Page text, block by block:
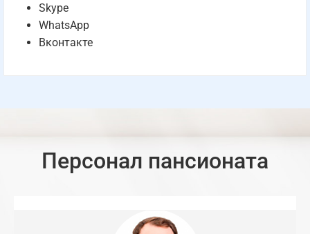
Skype
WhatsApp
Вконтакте
Персонал пансионата